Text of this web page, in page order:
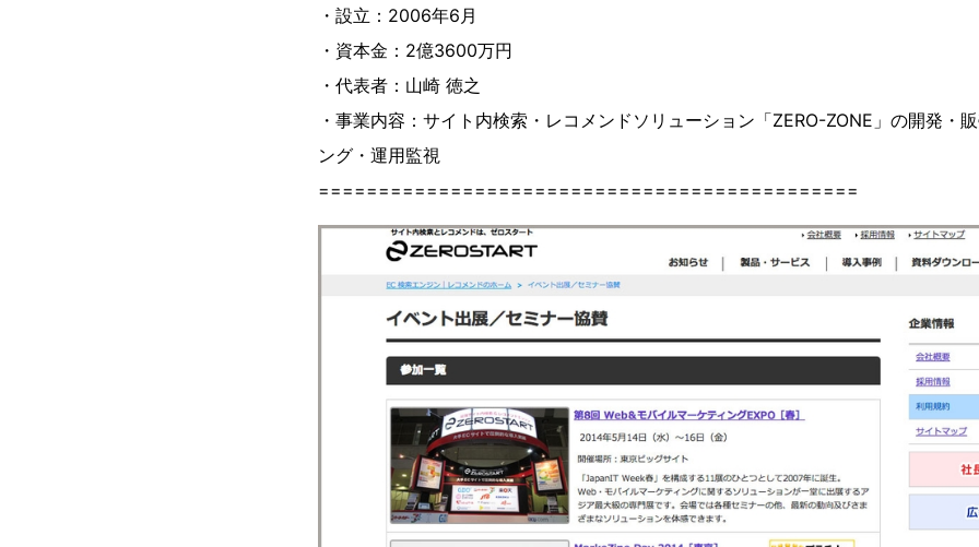
・設立：2006年6月
・資本金：2億3600万円
・代表者：山崎 徳之
・事業内容：サイト内検索・レコメンドソリューション「ZERO-ZONE」の開発・
ング・運用監視
=============================================